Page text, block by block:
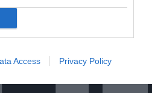
Access Privacy Policy